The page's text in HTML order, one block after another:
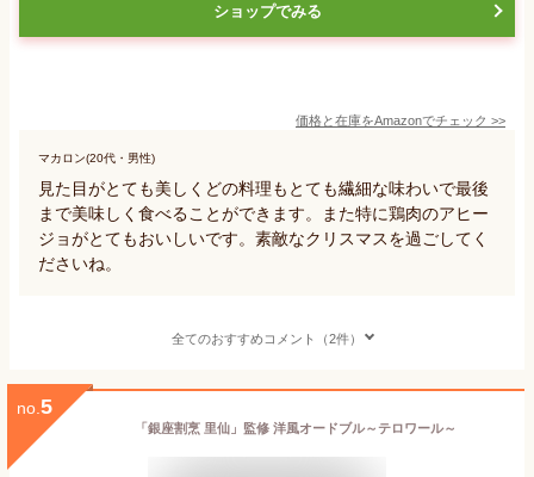
ショップでみる
価格と在庫をAmazonでチェック >>
マカロン(20代・男性)
見た目がとても美しくどの料理もとても繊細な味わいで最後
まで美味しく食べることができます。また特に鶏肉のアヒー
ジョがとてもおいしいです。素敵なクリスマスを過ごしてく
ださいね。
全てのおすすめコメント（2件）
no. 5
「銀座割烹 里仙」監修 洋風オードブル～テロワール～